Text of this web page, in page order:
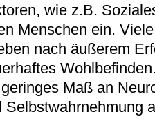
wie z.B.
Menschen ein.
nach äußerem
Maß an
Selbstwahrnehmung